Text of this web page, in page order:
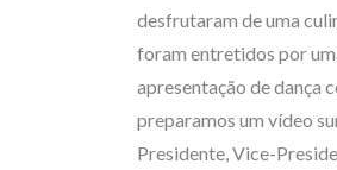
desfrutaram de uma
foram entretidos por
apresentação de dança
preparamos um vídeo
Presidente, Vice-